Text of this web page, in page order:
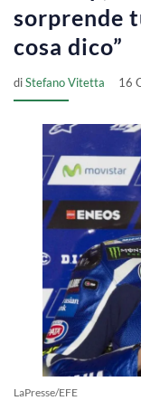
sorprende
cosa dico”
diStefano Vitetta 16
LaPresse/EFE